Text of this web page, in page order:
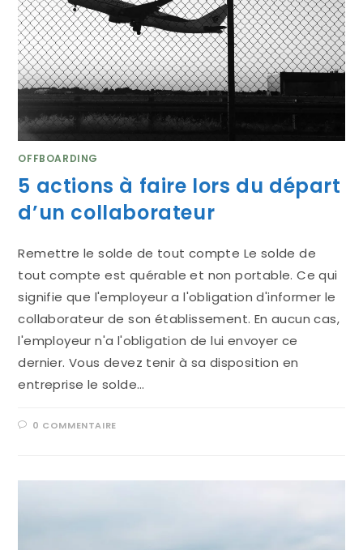
OFFBOARDING
5 actions à faire lors du départ
d’un collaborateur
Remettre le solde de tout compte Le solde de
tout compte est quérable et non portable. Ce qui
signifie que l'employeur a l'obligation d'informer le
collaborateur de son établissement. En aucun cas,
l'employeur n'a l'obligation de lui envoyer ce
dernier. Vous devez tenir à sa disposition en
entreprise le solde…
0 COMMENTAIRE